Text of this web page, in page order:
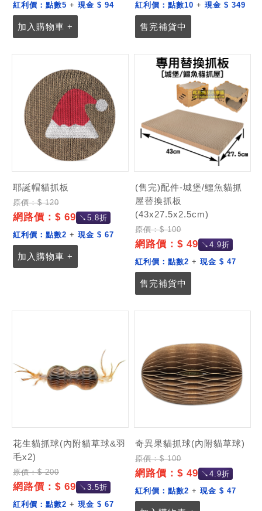
紅利價： 點數5 + 現金 $ 94
加入購物車 +
紅利價：點數10 +現金 $ 349
售完補貨中
耶誕帽貓抓板
原價：$ 120
網路價：$ 69 ↘5.8折
紅利價： 點數2 + 現金 $ 67
加入購物車 +
(售完)配件-城堡/鱷魚貓抓
屋替換抓板
(43x27.5x2.5cm)
原價：$ 100
網路價：$ 49 ↘4.9折
紅利價：點數2 +現金 $ 47
售完補貨中
花生貓抓球(內附貓草球&羽
毛x2)
原價：$ 200
網路價：$ 69 ↘3.5折
紅利價： 點數2 + 現金 $ 67
奇異果貓抓球(內附貓草球)
原價：$ 100
網路價：$ 49 ↘4.9折
紅利價：點數2 +現金 $ 47